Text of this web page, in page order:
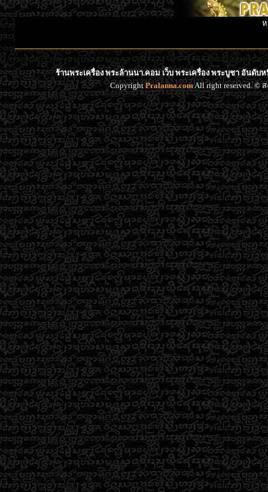
ร้านพระเครื่อง พระล้านนา.คอม เว็บ พระเครื่อง พระบูชา อันดับ
CopyrightPralanna.comAll right reserved. ©